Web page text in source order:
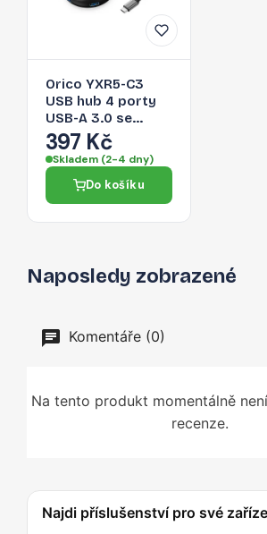
Orico YXR5-C3
USB hub 4 porty
USB-A 3.0 se
čtečkou SD a
microSD 0,3 m –
černý
397 Kč
Skladem (2-4 dny)
Do košíku
Naposledy zobrazené
Komentáře (0)
Na tento produkt momentálně
recenze.
Najdi příslušenství pro své